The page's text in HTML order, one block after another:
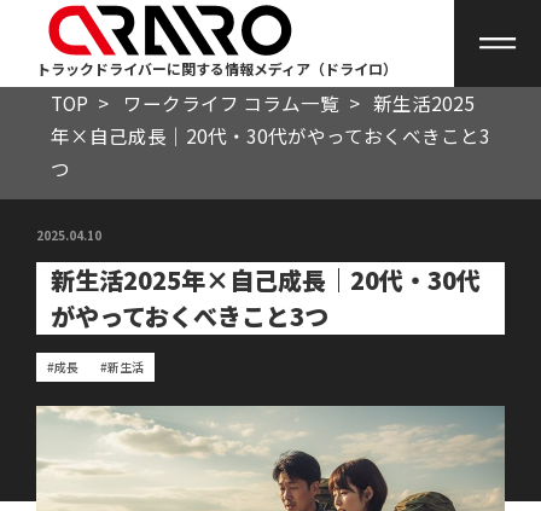
トラックドライバーに関する情報メディア（ドライロ）
TOP > ワークライフ コラム一覧 > 新生活2025
年×自己成長｜20代・30代がやっておくべきこと3
つ
2025.04.10
新生活2025年×自己成長｜20代・30代
がやっておくべきこと3つ
#成長 #新生活